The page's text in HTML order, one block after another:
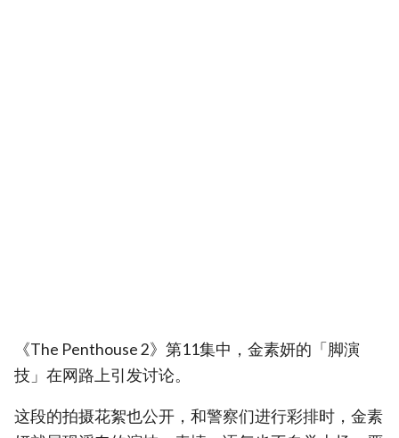
《The Penthouse 2》第11集中，金素妍的「脚演
技」在网路上引发讨论。
这段的拍摄花絮也公开，和警察们进行彩排时，金素